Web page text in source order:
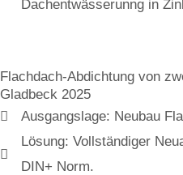
Dachentwässerunng in
Flachdach-Abdichtung von
Gladbeck 2025
Ausgangslage: Neubau
Lösung: Vollständiger
DIN+ Norm.